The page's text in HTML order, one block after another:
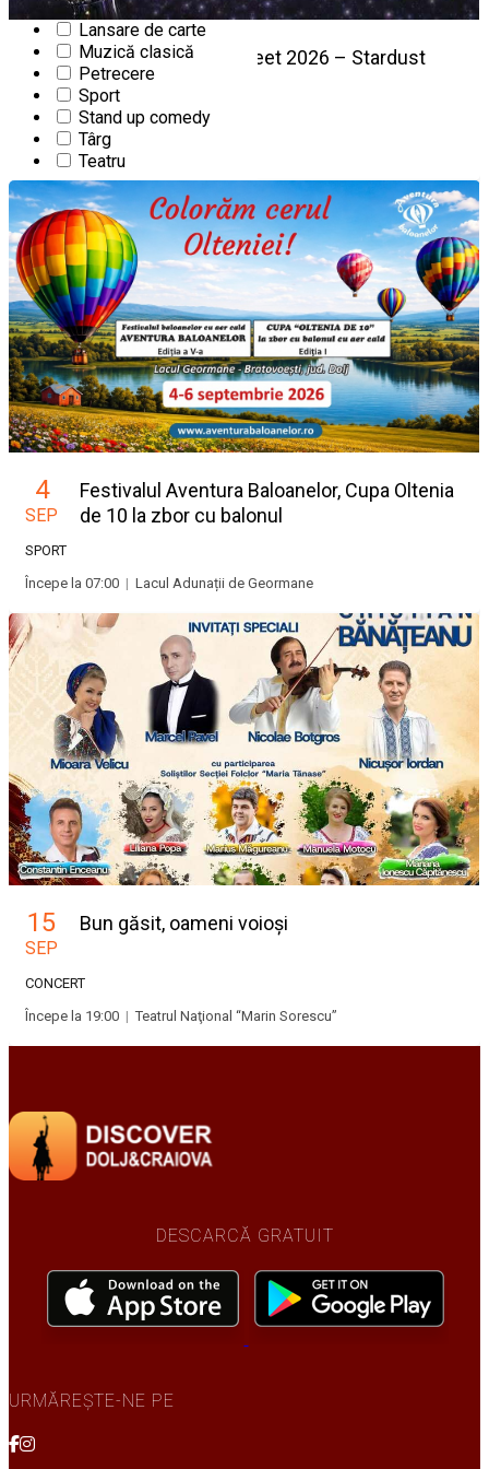
Film
Lansare de carte
Muzică clasică
Petrecere
Sport
Stand up comedy
Târg
Teatru
25
AUG
Puppets Occupy Street 2026 – Stardust
Edition 13
FESTIVAL
Începe la 10:00
4
SEP
Festivalul Aventura Baloanelor, Cupa Oltenia
de 10 la zbor cu balonul
SPORT
Începe la 07:00 | Lacul Adunații de Geormane
15
SEP
Bun găsit, oameni voioși
CONCERT
Începe la 19:00 |Teatrul Naţional “Marin Sorescu”
DESCARCĂ GRATUIT
URMĂREȘTE-NE PE